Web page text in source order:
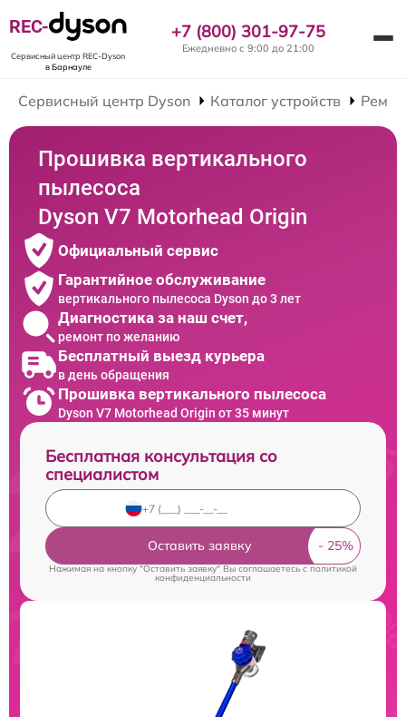
REC-
Сервисный центр REC-Dyson
в Барнауле
+7 (800) 301-97-75
Ежедневно с 9:00 до 21:00
Сервисный центр Dyson Каталог устройств
Прошивка вертикального
пылесоса
Dyson V7 Motorhead Origin
Официальный сервис
Гарантийное обслуживание
вертикального пылесоса Dyson до 3 лет
Диагностика за наш счет,
ремонт по желанию
Бесплатный выезд курьера
в день обращения
Прошивка вертикального пылесоса
Dyson V7 Motorhead Origin от 35 минут
Бесплатная консультация со
специалистом
Оставить заявку
Нажимая на кнопку "Оставить заявку" Вы соглашаетесь cполитикой
конфиденциальности